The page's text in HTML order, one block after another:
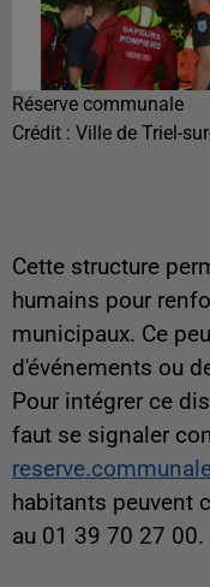
Réserve communale
Crédit : Ville de Triel-
Cette structure
humains pour
municipaux. Ce
d'événements ou
Pour intégrer ce
faut se signaler
habitants peuvent
au 01 39 70 27 00.